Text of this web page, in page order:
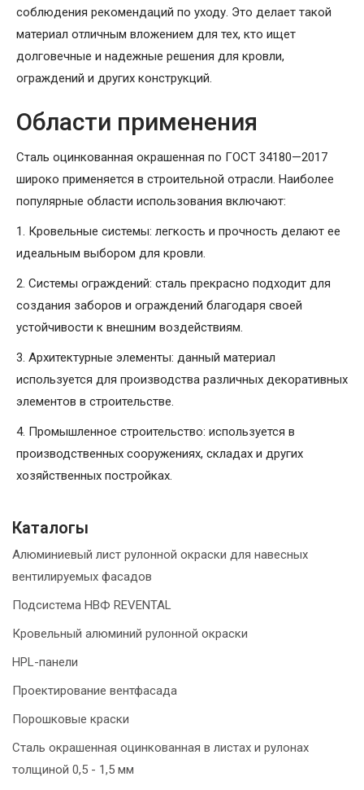
соблюдения рекомендаций по уходу. Это делает такой
материал отличным вложением для тех, кто ищет
долговечные и надежные решения для кровли,
ограждений и других конструкций.
Области применения
Сталь оцинкованная окрашенная по ГОСТ 34180—2017
широко применяется в строительной отрасли. Наиболее
популярные области использования включают:
1. Кровельные системы: легкость и прочность делают ее
идеальным выбором для кровли.
2. Системы ограждений: сталь прекрасно подходит для
создания заборов и ограждений благодаря своей
устойчивости к внешним воздействиям.
3. Архитектурные элементы: данный материал
используется для производства различных декоративных
элементов в строительстве.
4. Промышленное строительство: используется в
производственных сооружениях, складах и других
хозяйственных постройках.
Каталогы
Алюминиевый лист рулонной окраски для навесных
вентилируемых фасадов
Подсистема НВФ REVENTAL
Кровельный алюминий рулонной окраски
HPL-панели
Проектирование вентфасада
Порошковые краски
Сталь окрашенная оцинкованная в листах и рулонах
толщиной 0,5 - 1,5 мм